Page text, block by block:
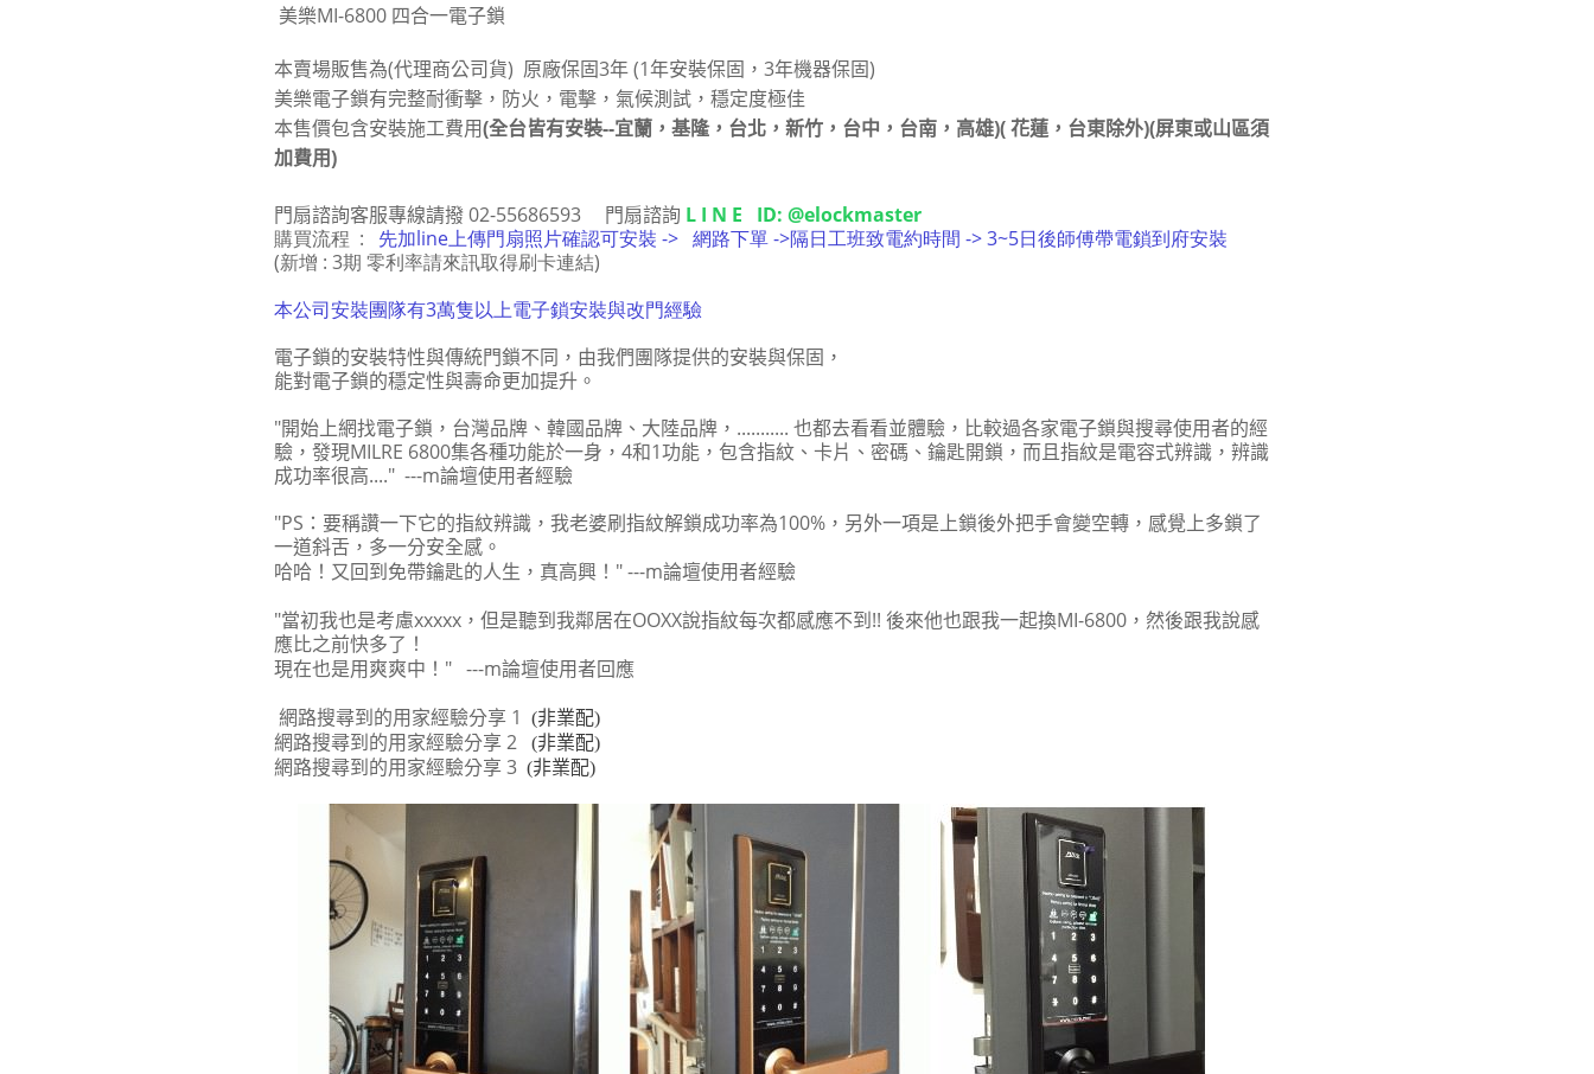
美樂MI-6800 四合一電子鎖
本賣場販售為(代理商公司貨) 原廠保固3年 (1年安裝保固，3年機器保固)
美樂電子鎖有完整耐衝擊，防火，電擊，氣候測試，穩定度極佳
本售價包含安裝施工費用(全台皆有安裝--宜蘭，基隆，台北，新竹，台中，台南，高雄)( 花蓮，台東除外)(屏東或山區須
加費用)
門扇諮詢客服專線請撥02-55686593 門扇諮詢 L I N E ID: @elockmaster
購買流程 : 先加line上傳門扇照片確認可安裝 -> 網路下單 ->隔日工班致電約時間 -> 3~5日後師傅帶電鎖到府安裝
(新增 : 3期 零利率請來訊取得刷卡連結)
本公司安裝團隊有3萬隻以上電子鎖安裝與改門經驗
電子鎖的安裝特性與傳統門鎖不同，由我們團隊提供的安裝與保固，
能對電子鎖的穩定性與壽命更加提升。
"開始上網找電子鎖，台灣品牌、韓國品牌、大陸品牌，........... 也都去看看並體驗，比較過各家電子鎖與搜尋使用者的經
驗，發現MILRE 6800集各種功能於一身，4和1功能，包含指紋、卡片、密碼、鑰匙開鎖，而且指紋是電容式辨識，辨識
成功率很高...." ---m論壇使用者經驗
"PS：要稱讚一下它的指紋辨識，我老婆刷指紋解鎖成功率為100%，另外一項是上鎖後外把手會變空轉，感覺上多鎖了
一道斜舌，多一分安全感。
哈哈！又回到免帶鑰匙的人生，真高興！" ---m論壇使用者經驗
"當初我也是考慮xxxxx，但是聽到我鄰居在OOXX說指紋每次都感應不到!! 後來他也跟我一起換MI-6800，然後跟我說感
應比之前快多了！
現在也是用爽爽中！" ---m論壇使用者回應
網路搜尋到的用家經驗分享 1
(非業配)
網路搜尋到的用家經驗分享 2 (非業配)
網路搜尋到的用家經驗分享 3 (非業配)